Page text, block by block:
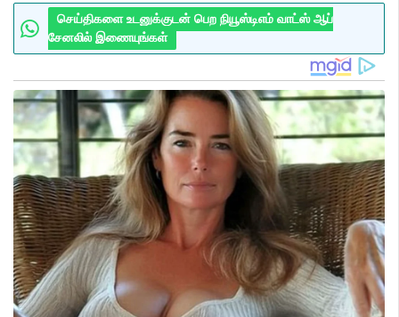
செய்திகளை உடனுக்குடன் பெற நியூஸ்டிஎம் வாட்ஸ் ஆப்
சேனலில் இணையுங்கள்